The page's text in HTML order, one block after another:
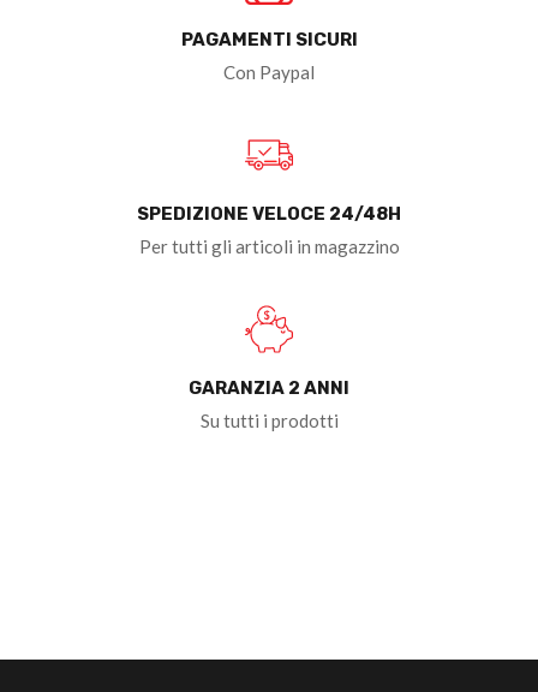
PAGAMENTI SICURI
Con Paypal
SPEDIZIONE VELOCE 24/48H
Per tutti gli articoli in magazzino
GARANZIA 2 ANNI
Su tutti i prodotti